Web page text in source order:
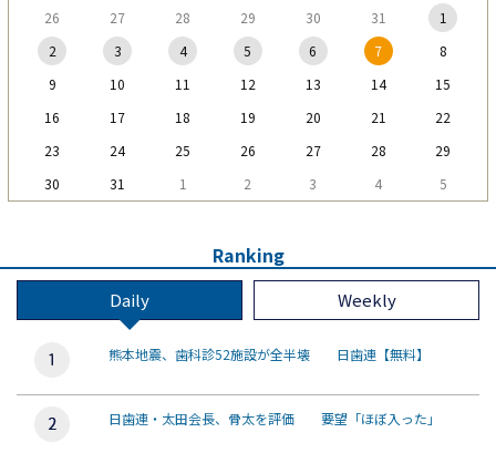
26 27 28 29 30 31
1
2
3 4 5 6 7
8
9
10 11 12 13 14
15
16
17 18 19 20 21
22
23
24 25 26 27 28
29
30
31 1 2 3 4 5
Ranking
Daily Weekly
熊本地震、歯科診52施設が全半壊 日歯連【無料】
日歯連・太田会長、骨太を評価 要望「ほぼ入った」